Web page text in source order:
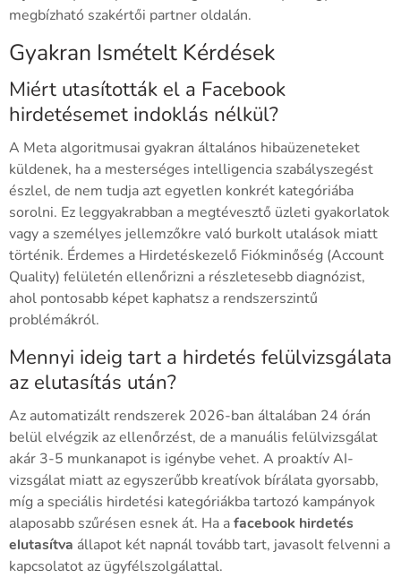
megbízható szakértői partner oldalán.
Gyakran Ismételt Kérdések
Miért utasították el a Facebook
hirdetésemet indoklás nélkül?
A Meta algoritmusai gyakran általános hibaüzeneteket
küldenek, ha a mesterséges intelligencia szabályszegést
észlel, de nem tudja azt egyetlen konkrét kategóriába
sorolni. Ez leggyakrabban a megtévesztő üzleti gyakorlatok
vagy a személyes jellemzőkre való burkolt utalások miatt
történik. Érdemes a Hirdetéskezelő Fiókminőség (Account
Quality) felületén ellenőrizni a részletesebb diagnózist,
ahol pontosabb képet kaphatsz a rendszerszintű
problémákról.
Mennyi ideig tart a hirdetés felülvizsgálata
az elutasítás után?
Az automatizált rendszerek 2026-ban általában 24 órán
belül elvégzik az ellenőrzést, de a manuális felülvizsgálat
akár 3-5 munkanapot is igénybe vehet. A proaktív AI-
vizsgálat miatt az egyszerűbb kreatívok bírálata gyorsabb,
míg a speciális hirdetési kategóriákba tartozó kampányok
alaposabb szűrésen esnek át. Ha afacebook hirdetés
elutasítva állapot két napnál tovább tart, javasolt felvenni a
kapcsolatot az ügyfélszolgálattal.